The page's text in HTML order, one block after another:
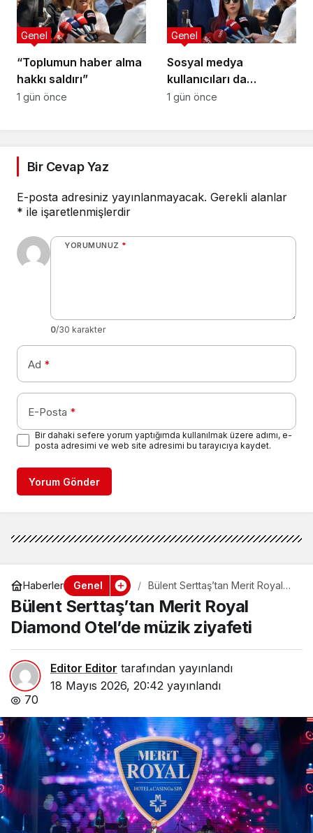
“Toplumun haber alma
hakkı saldırı”
Genel
1 gün önce
Sosyal medya
kullanıcıları da
tehlikede
Genel
1 gün önce
Bir Cevap Yaz
E-posta adresiniz yayınlanmayacak. Gerekli alanlar
* ile işaretlenmişlerdir
YORUMUNUZ *
0/30 karakter
Ad *
E-Posta *
Bir dahaki sefere yorum yaptığımda kullanılmak üzere adımı, e-
posta adresimi ve web site adresimi bu tarayıcıya kaydet.
Yorum Gönder
Haberler Genel
Bülent Serttaş’tan Merit Royal
Diamond Otel’de müzik ziyafeti
Bülent Serttaş’tan Merit Royal
Diamond Otel’de müzik ziyafeti
Editor Editor tarafından yayınlandı
18 Mayıs 2026, 20:42 yayınlandı
70